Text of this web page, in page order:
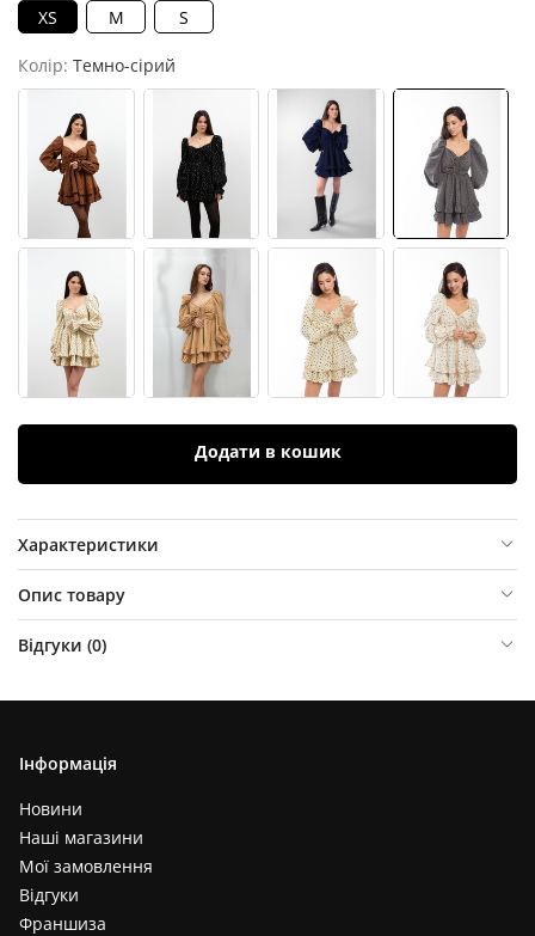
XS
M S
Колір: Темно-сірий
Додати в кошик
Характеристики
Опис товару
Відгуки (0)
Інформація
Новини
Наші магазини
Мої замовлення
Відгуки
Франшиза